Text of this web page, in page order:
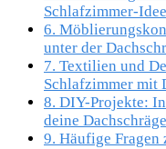
Schlafzimmer-
6.
unter der
7. Textilien und
Schlafzimmer mit
8. DIY-Projekte:
deine
9. Häufige Fragen